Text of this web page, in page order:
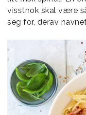
visstnok skal være
seg for, derav